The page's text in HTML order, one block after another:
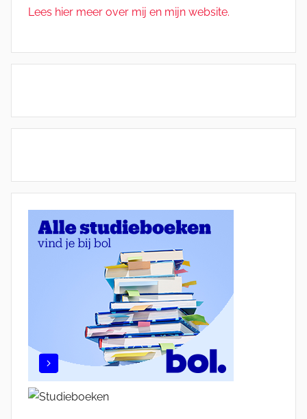
Lees hier meer over mij en mijn website.